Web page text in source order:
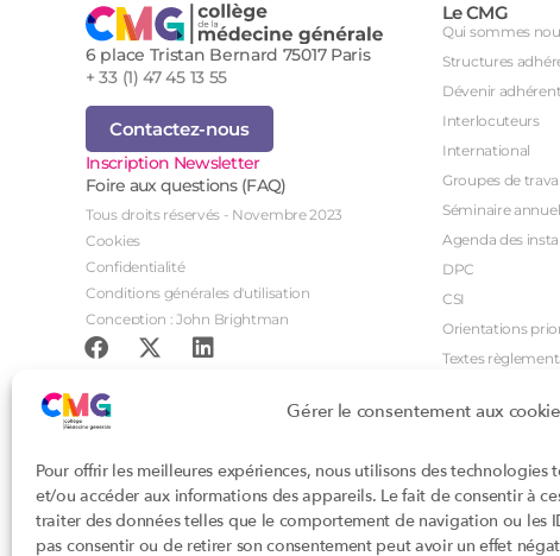
Gérer le consentement aux
Pour offrir les meilleures expériences, nous utilisons des technologies
et/ou accéder aux informations des appareils. Le fait de consentir à
traiter des données telles que le comportement de navigation ou les
pas consentir ou de retirer son consentement peut avoir un effet
6 place Tristan Bernard 75017 Paris
+ 33 (1) 47 45 13 55
Contactez-nous
Inscription Newsletter
Foire aux questions (FAQ)
Tous droits réservés - Novembre 2023
Cookies
Confidentialité
Conditions générales d'utilisation
Conception : John Brightman
Le CMG
Qui sommes
Structures
Dévenir
Interlocuteurs
International
Groupes de
Séminaire annuel
Agenda des
DPC
CSI
Orientations
Textes